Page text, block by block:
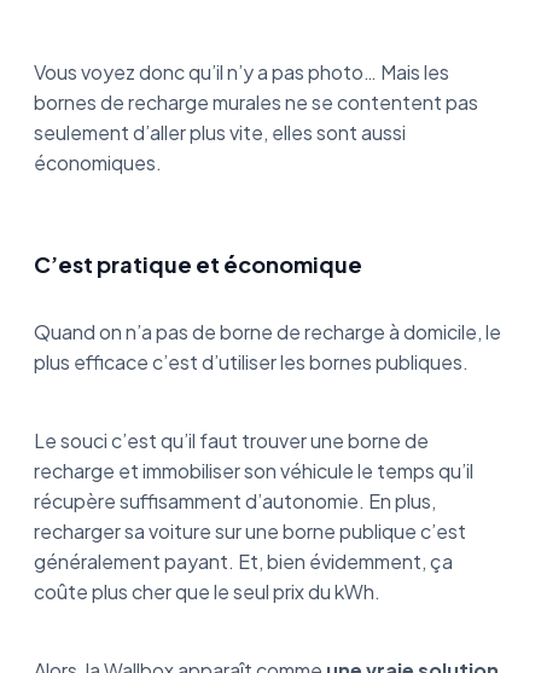
Vous voyez donc qu’il n’y a pas photo… Mais les
bornes de recharge murales ne se contentent pas
seulement d’aller plus vite, elles sont aussi
économiques.
C’est pratique et économique
Quand on n’a pas de borne de recharge à domicile, le
plus efficace c’est d’utiliser les bornes publiques.
Le souci c’est qu’il faut trouver une borne de
recharge et immobiliser son véhicule le temps qu’il
récupère suffisamment d’autonomie. En plus,
recharger sa voiture sur une borne publique c’est
généralement payant. Et, bien évidemment, ça
coûte plus cher que le seul prix du kWh.